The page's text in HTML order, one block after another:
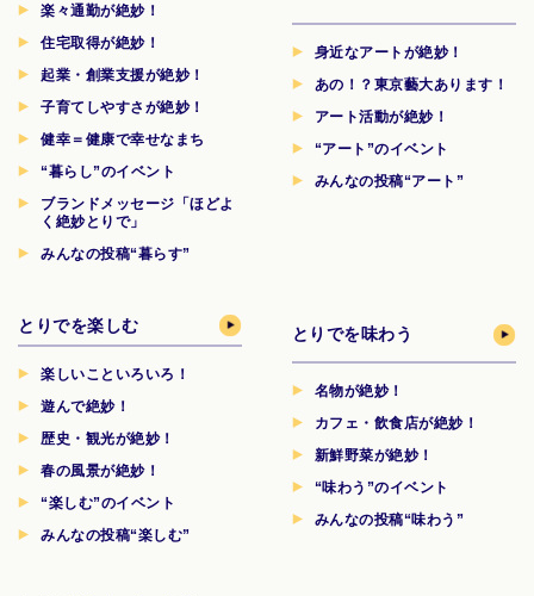
楽々通勤が絶妙！
住宅取得が絶妙！
起業・創業支援が絶妙！
子育てしやすさが絶妙！
健幸＝健康で幸せなまち
“暮らし”のイベント
ブランドメッセージ「ほどよ
く絶妙とりで」
みんなの投稿“暮らす”
身近なアートが絶妙！
あの！？東京藝大あります！
アート活動が絶妙！
“アート”のイベント
みんなの投稿“アート”
とりでを楽しむ
楽しいこといろいろ！
遊んで絶妙！
歴史・観光が絶妙！
春の風景が絶妙！
“楽しむ”のイベント
みんなの投稿“楽しむ”
とりでを味わう
名物が絶妙！
カフェ・飲食店が絶妙！
新鮮野菜が絶妙！
“味わう”のイベント
みんなの投稿“味わう”